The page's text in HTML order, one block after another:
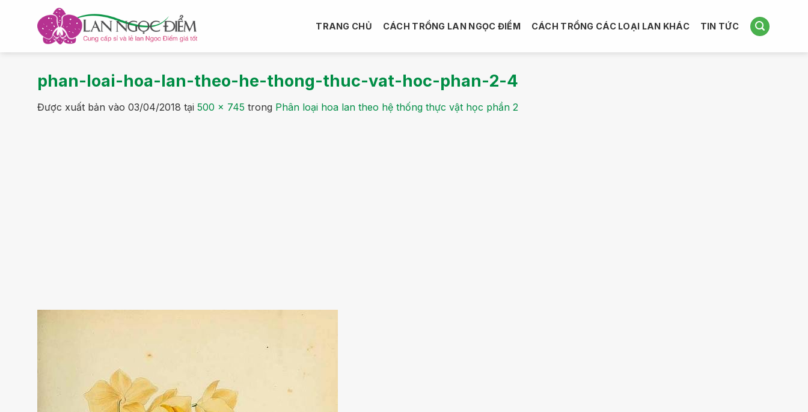
dung
TRANG CHỦ CÁCH TRỒNG LAN NGỌC ĐIỂM CÁCH TRỒNG CÁC LOẠI LAN KHÁC TIN TỨC
phan-loai-hoa-lan-theo-he-thong-thuc-vat-hoc-phan-2-4
Được xuất bản vào 03/04/2018 tại 500 × 745 trong Phân loại hoa lan theo hệ thống thực vật học phần 2